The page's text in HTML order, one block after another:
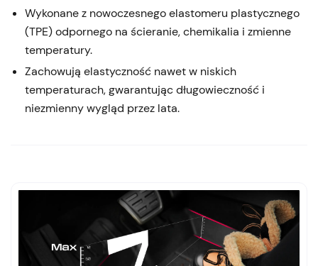
Wykonane z nowoczesnego elastomeru plastycznego
(TPE) odpornego na ścieranie, chemikalia i zmienne
temperatury.
Zachowują elastyczność nawet w niskich
temperaturach, gwarantując długowieczność i
niezmienny wygląd przez lata.